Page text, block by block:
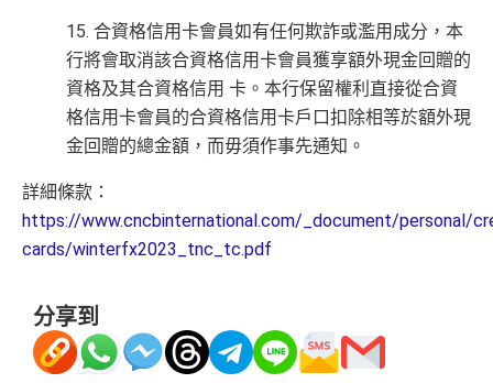
15. 合資格信用卡會員如有任何欺詐或濫用成分，本
行將會取消該合資格信用卡會員獲享額外現金回贈的
資格及其合資格信用 卡。本行保留權利直接從合資
格信用卡會員的合資格信用卡戶口扣除相等於額外現
金回贈的總金額，而毋須作事先通知。
詳細條款：
https://www.cncbinternational.com/_document/personal/
cards/winterfx2023_tnc_tc.pdf
分享到